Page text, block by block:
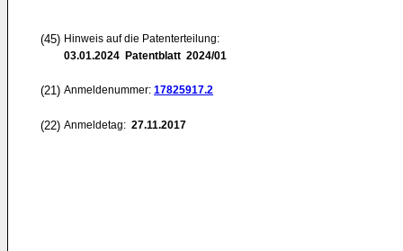
(45) Hinweis auf die Patenterteilung:
03.01.2024 Patentblatt 2024/01
(21) Anmeldenummer: 17825917.2
(22) Anmeldetag: 27.11.2017